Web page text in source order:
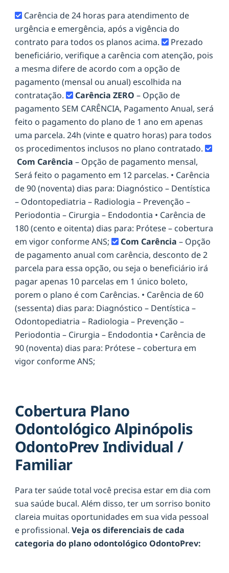
Carência de 24 horas para atendimento de
urgência e emergência, após a vigência do
contrato para todos os planos acima.
Prezado
beneficiário, verifique a carência com atenção, pois
a mesma difere de acordo com a opção de
pagamento (mensal ou anual) escolhida na
contratação.
Carência ZERO – Opção de
pagamento SEM CARÊNCIA, Pagamento Anual, será
feito o pagamento do plano de 1 ano em apenas
uma parcela. 24h (vinte e quatro horas) para todos
os procedimentos inclusos no plano contratado.
Com Carência – Opção de pagamento mensal,
Será feito o pagamento em 12 parcelas. • Carência
de 90 (noventa) dias para: Diagnóstico – Dentística
– Odontopediatria – Radiologia – Prevenção –
Periodontia – Cirurgia – Endodontia • Carência de
180 (cento e oitenta) dias para: Prótese – cobertura
em vigor conforme ANS;
Com Carência – Opção
de pagamento anual com carência, desconto de 2
parcela para essa opção, ou seja o beneficiário irá
pagar apenas 10 parcelas em 1 único boleto,
porem o plano é com Carências. • Carência de 60
(sessenta) dias para: Diagnóstico – Dentística –
Odontopediatria – Radiologia – Prevenção –
Periodontia – Cirurgia – Endodontia • Carência de
90 (noventa) dias para: Prótese – cobertura em
vigor conforme ANS;
Cobertura Plano
Odontológico Alpinópolis
OdontoPrev Individual /
Familiar
Para ter saúde total você precisa estar em dia com
sua saúde bucal. Além disso, ter um sorriso bonito
clareia muitas oportunidades em sua vida pessoal
e profissional. Veja os diferenciais de cada
categoria do plano odontológico OdontoPrev: